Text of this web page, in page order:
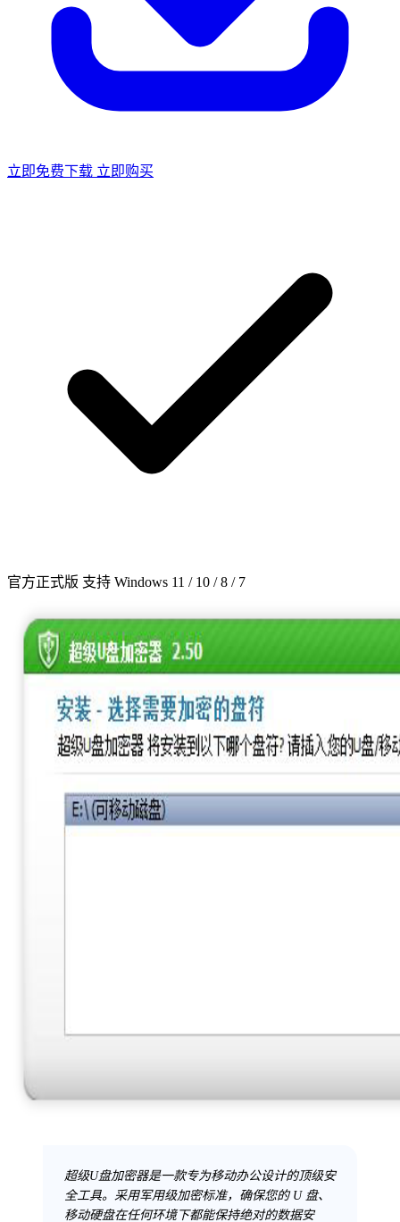
立即免费下载 立即购买
官方正式版 支持 Windows 11 / 10 / 8 / 7
超级U盘加密器是一款专为移动办公设计的顶级安
全工具。采用军用级加密标准，确保您的 U 盘、
移动硬盘在任何环境下都能保持绝对的数据安